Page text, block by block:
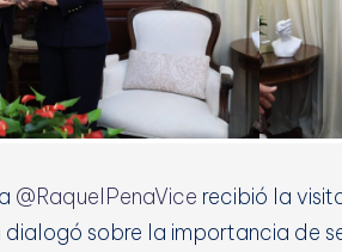
@RaquelPenaVice recibió la
dialogó sobre la importancia de